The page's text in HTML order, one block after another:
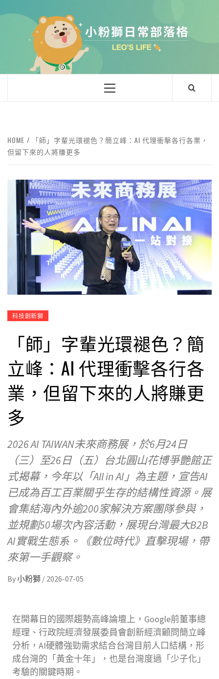
小粉獅日常
LEO'Ｓ LIFE
HOME
「師」字輩光環褪色？簡立峰：AI 代理衝擊各行各業，
但留下來的人將賺更多
科技創新獅
「師」字輩光環褪色？簡
立峰：AI 代理衝擊各行各
業，但留下來的人將賺更
多
2026 AI TAIWAN未來商務展，於6月24日
（三）至26日（五）台北圓山花博爭艷館正
式揭幕，今年以「All in AI」為主題，宣告AI
已成為百工百業關乎生存的結構性資源。展
會集結海內外逾200家解決方案團隊參與，
並規劃50場次內容活動，展現台灣最大B2B
AI實戰生態系。《數位時代》直擊現場，帶
來第一手觀察。
By小粉獅 / 2026-07-05
在開幕日的國際趨勢高峰論壇上，Google前董事總
經理、行政院經濟發展委員會創新經濟顧問簡立峰
分析，AI硬體強勁需求結合台灣目前人口結構，形
成台灣的「黃金十年」，也是台灣度過「少子化」
考驗的關鍵時期。